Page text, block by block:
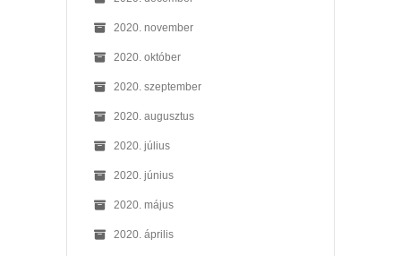
2020. november
2020. október
2020. szeptember
2020. augusztus
2020. július
2020. június
2020. május
2020. április